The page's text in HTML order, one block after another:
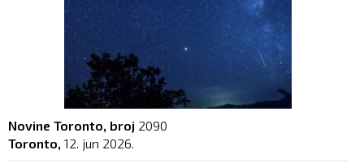
Novine Toronto, broj 2090
Toronto, 12. jun 2026.